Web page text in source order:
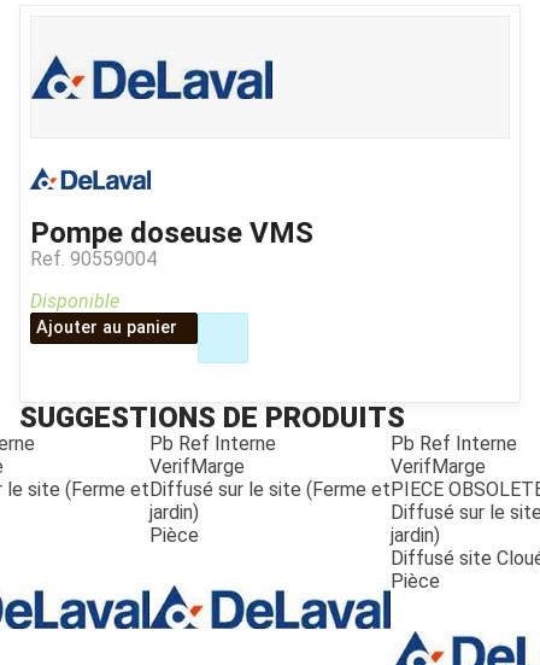
Pompe doseuse VMS
Ref. 90559004
Disponible
Ajouter au panier
SUGGESTIONS DE PRODUITS
le site (Ferme et
Pb Ref Interne
VerifMarge
Diffusé sur le site (Ferme et
jardin)
Pièce
Pb Ref Interne
VerifMarge
PIECE
Diffusé sur le
jardin)
Diffusé site
Pièce